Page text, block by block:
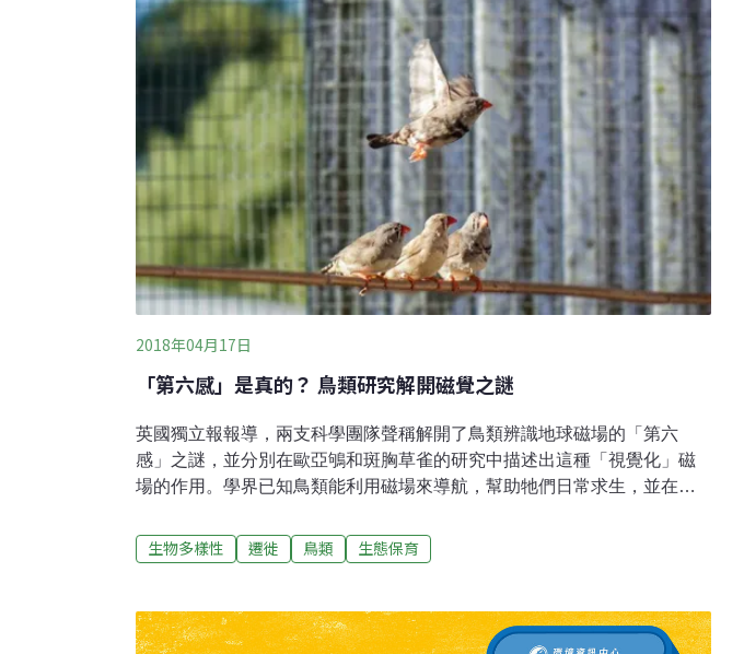
動的距離逐漸變長，平均移動距離大約增加了40公里左右。美國國家海洋
暨大
2018年04月17日
「第六感」是真的？ 鳥類研究解開磁覺之謎
英國獨立報報導，兩支科學團隊聲稱解開了鳥類辨識地球磁場的「第六
感」之謎，並分別在歐亞鴝和斑胸草雀的研究中描述出這種「視覺化」磁
場的作用。學界已知鳥類能利用磁場來導航，幫助牠們日常求生，並在漫
（magnetoreception），但仍不清楚其中機制。現在，科學家發現鳥類是
靠眼睛中的一種蛋白質「Cry4」感知磁場。可以感知磁場的蛋白質 隱藏在
（cryptochromes），這組蛋白存在於眼睛中並參與調節晝夜規律，也在磁
覺中有所作用。為了確定哪種隱花色素形成這種感覺，瑞典隆德大學
生物多樣性 遷徙 鳥類 生態保育